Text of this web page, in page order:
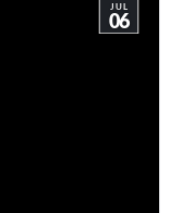
JUL
06